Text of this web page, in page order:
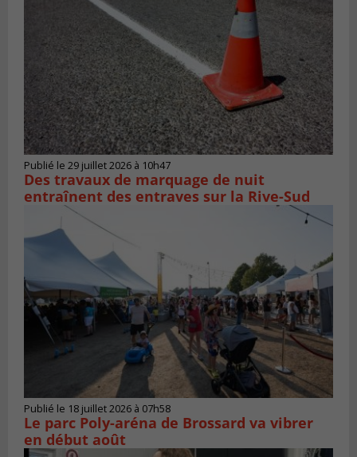
Publié le 29 juillet 2026 à 10h47
Des travaux de marquage de nuit
entraînent des entraves sur la Rive-Sud
Publié le 18 juillet 2026 à 07h58
Le parc Poly-aréna de Brossard va vibrer
en début août